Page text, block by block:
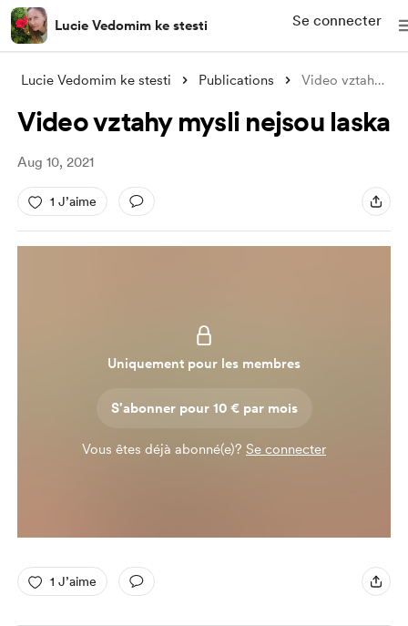
Lucie Vedomim ke stesti Se connecter
Lucie Vedomim ke stesti Publications Video vztahy mysli nejsou laska
Video vztahy mysli nejsou laska
Aug 10, 2021
1 J’aime
Uniquement pour les membres
S'abonner pour 10 € par mois
Vous êtes déjà abonné(e)? Se connecter
1 J’aime